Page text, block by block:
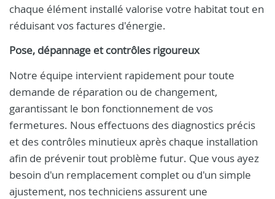
chaque élément installé valorise votre habitat tout en
réduisant vos factures d'énergie.
Pose, dépannage et contrôles rigoureux
Notre équipe intervient rapidement pour toute
demande de réparation ou de changement,
garantissant le bon fonctionnement de vos
fermetures. Nous effectuons des diagnostics précis
et des contrôles minutieux après chaque installation
afin de prévenir tout problème futur. Que vous ayez
besoin d'un remplacement complet ou d'un simple
ajustement, nos techniciens assurent une